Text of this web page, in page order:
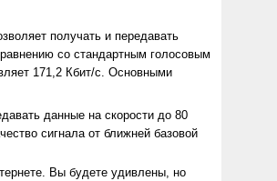
получать и передавать
со стандартным голосовым
171,2 Кбит/с. Основными
данные на скорости до 80
сигнала от ближней базовой
Вы будете удивлены, но